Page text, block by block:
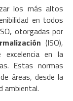
los más altos
en todos
otorgadas por
(ISO),
excelencia en la
Estas normas
áreas, desde la
ambiental.